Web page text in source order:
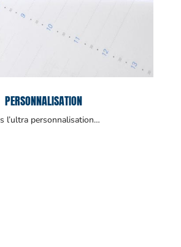
PERSONNALISATION
l’ultra personnalisation…